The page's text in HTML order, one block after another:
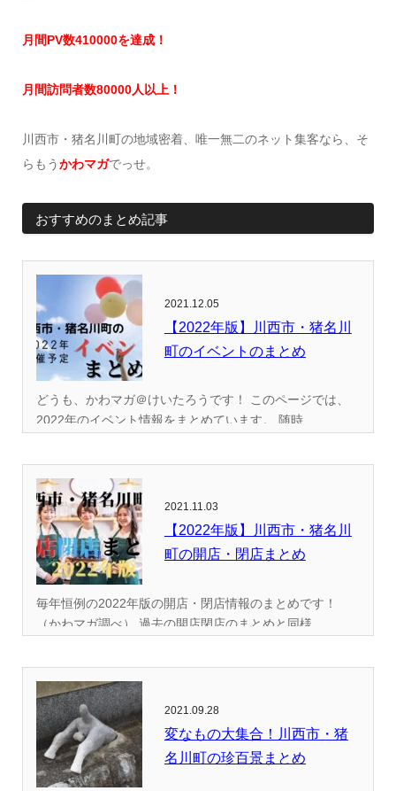
月間PV数410000を達成！
月間訪問者数80000人以上！
川西市・猪名川町の地域密着、唯一無二のネット集客なら、そ
らもうかわマガでっせ。
おすすめのまとめ記事
2021.12.05
【2022年版】川西市・猪名川
町のイベントのまとめ
どうも、かわマガ＠けいたろうです！ このページでは、
2022年のイベント情報をまとめています。 随時...
2021.11.03
【2022年版】川西市・猪名川
町の開店・閉店まとめ
毎年恒例の2022年版の開店・閉店情報のまとめです！
（かわマガ調べ） 過去の開店閉店のまとめと同様...
2021.09.28
変なもの大集合！川西市・猪
名川町の珍百景まとめ